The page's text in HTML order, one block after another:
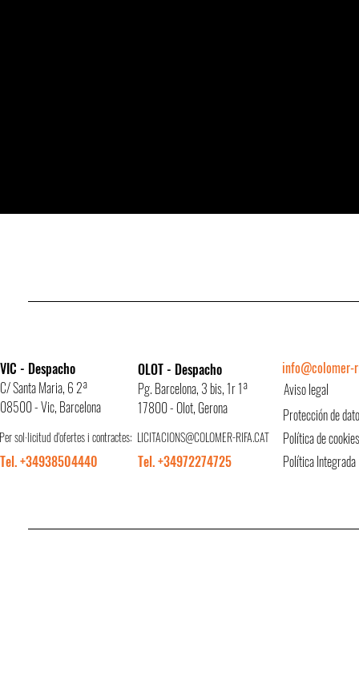
VIC - Despacho
C/ Santa Maria, 6 2ª
08500 - Vic, Barcelona
OLOT - Despacho
Pg. Barcelona, 3 bis, 1r 1ª
17800 - Olot, Gerona
Per sol·licitud d'ofertes i contractes: LICITACIONS@COLOMER-RIFA.CAT
Tel. +34938504440 Tel. +34972274725
Aviso legal
Protección de
Política de cookies
Política Integrada